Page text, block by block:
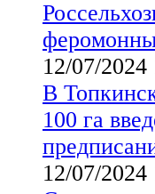
12/07/2024
В
100 га
12/07/2024